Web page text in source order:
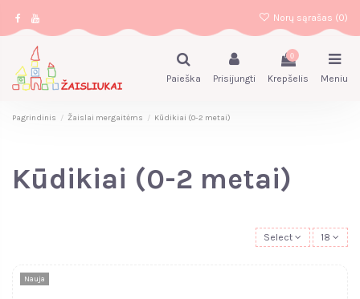
Norų sąrašas (0)
Paieška Prisijungti
0
Krepšelis Meniu
Pagrindinis Žaislai mergaitėms Kūdikiai (0-2 metai)
Kūdikiai (0-2 metai)
Select 18
Nauja